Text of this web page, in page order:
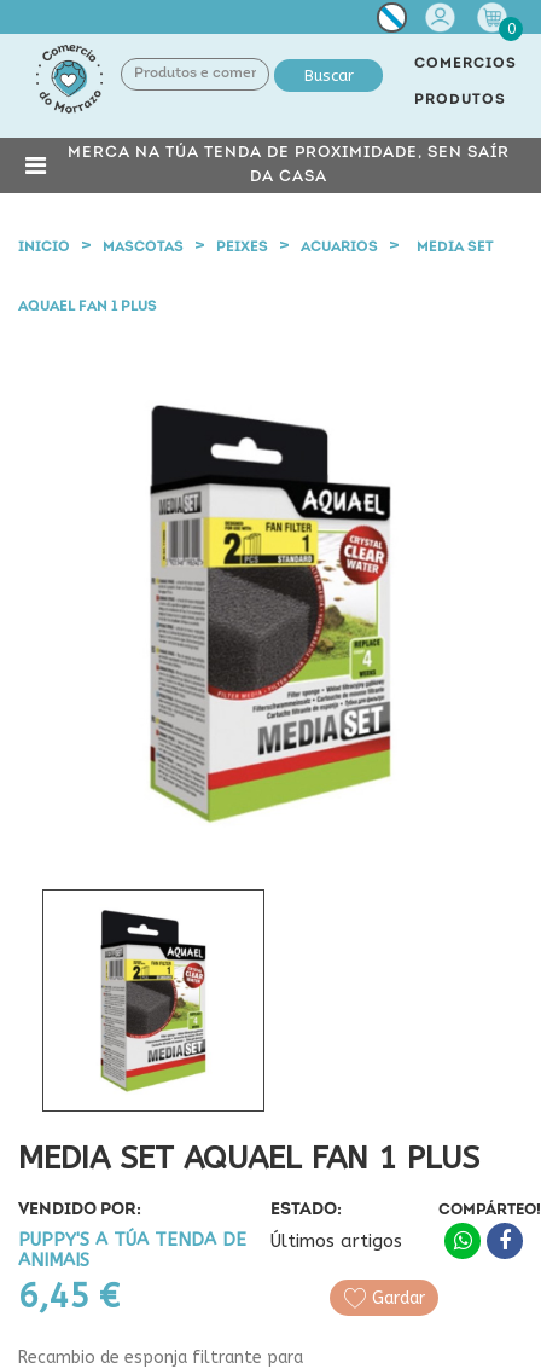
Miña
conta
0
Buscar
COMERCIOS
PRODUTOS
MERCA NA TÚA TENDA DE PROXIMIDADE, SEN SAÍR
DA CASA
INICIO MASCOTAS PEIXES ACUARIOS MEDIA SET
AQUAEL FAN 1 PLUS
MEDIA SET AQUAEL FAN 1 PLUS
VENDIDO POR:
PUPPY'S A TÚA TENDA DE
ANIMAIS
ESTADO:
Últimos artigos
6,45 €
COMPÁRTEO!
Gardar
Recambio de esponja filtrante para